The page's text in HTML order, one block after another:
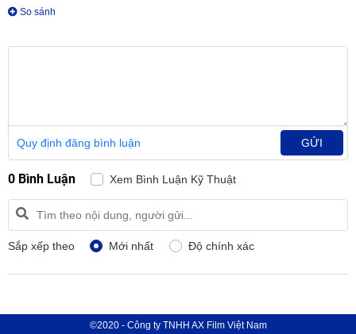
So sánh
Quy định đăng bình luận GỬI
0 Bình Luận Xem Bình Luận Kỹ Thuật
Sắp xếp theo Mới nhất Độ chính xác
©2020 - Công ty TNHH AX Film Việt Nam